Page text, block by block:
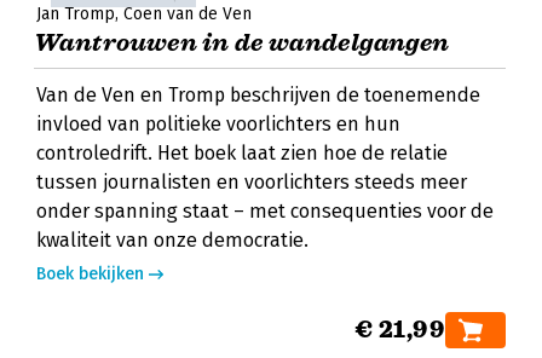
Jan Tromp Coen van de Ven
Wantrouwen in de wandelgangen
Van de Ven en Tromp beschrijven de toenemende
invloed van politieke voorlichters en hun
controledrift. Het boek laat zien hoe de relatie
tussen journalisten en voorlichters steeds meer
onder spanning staat – met consequenties voor de
kwaliteit van onze democratie.
Boek bekijken
€ 21,99